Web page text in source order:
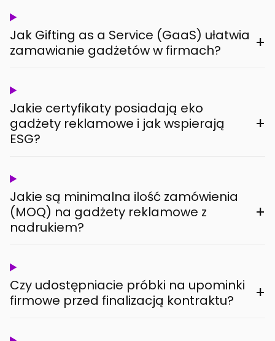
Jak Gifting as a Service (GaaS) ułatwia
zamawianie gadżetów w firmach?
+
Jakie certyfikaty posiadają eko
gadżety reklamowe i jak wspierają
ESG?
+
Jakie są minimalna ilość zamówienia
(MOQ) na gadżety reklamowe z
nadrukiem?
+
Czy udostępniacie próbki na upominki
firmowe przed finalizacją kontraktu?
+